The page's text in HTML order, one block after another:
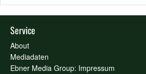
Service
About
Mediadaten
Ebner Media Group: Impressum